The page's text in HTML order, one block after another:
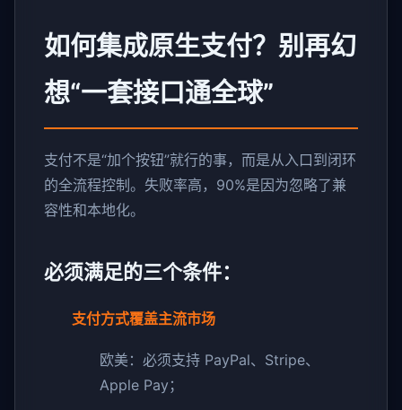
如何集成原生支付？别再幻
想“一套接口通全球”
支付不是“加个按钮”就行的事，而是从入口到闭环
的全流程控制。失败率高，90%是因为忽略了兼
容性和本地化。
必须满足的三个条件：
支付方式覆盖主流市场
欧美：必须支持 PayPal、Stripe、
Apple Pay；